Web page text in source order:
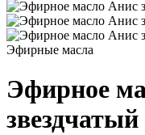
Эфирные масла
Эфирное